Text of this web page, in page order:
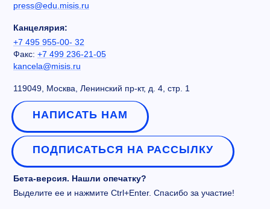
press@edu.misis.ru
Канцелярия:
+7 495 955-00- 32
Факс: +7 499 236-21-05
kancela@misis.ru
119049, Москва, Ленинский пр-кт, д. 4, стр. 1
НАПИСАТЬ НАМ
ПОДПИСАТЬСЯ НА РАССЫЛКУ
Бета-версия. Нашли опечатку?
Выделите ее и нажмите Ctrl+Enter. Спасибо за участие!